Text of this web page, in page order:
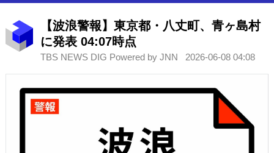
【波浪警報】東京都・八丈町、青ヶ島村
に発表 04:07時点
TBS NEWS DIG Powered by JNN 2026-06-08 04:08